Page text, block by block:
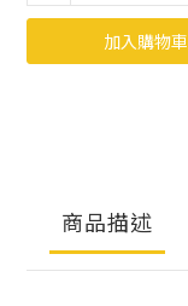
加入購物車
商品描述